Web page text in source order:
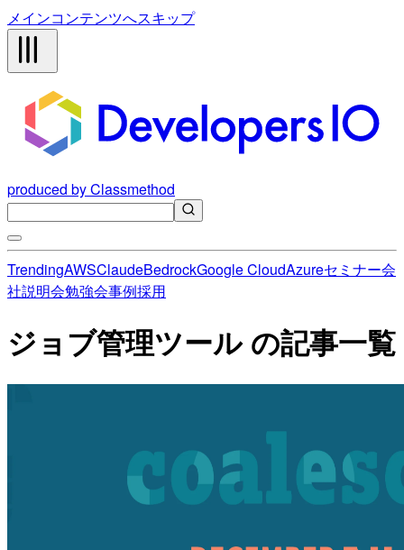
メインコンテンツへスキップ
produced by Classmethod
TrendingAWSClaudeBedrockGoogle CloudAzureセミナー会
社説明会勉強会事例採用
ジョブ管理ツール の記事一覧